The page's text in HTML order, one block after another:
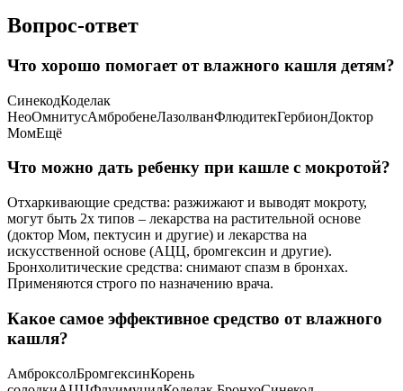
Вопрос-ответ
Что хорошо помогает от влажного кашля детям?
СинекодКоделак
НеоОмнитусАмбробенеЛазолванФлюдитекГербионДоктор
МомЕщё
Что можно дать ребенку при кашле с мокротой?
Отхаркивающие средства: разжижают и выводят мокроту,
могут быть 2х типов – лекарства на растительной основе
(доктор Мом, пектусин и другие) и лекарства на
искусственной основе (АЦЦ, бромгексин и другие).
Бронхолитические средства: снимают спазм в бронхах.
Применяются строго по назначению врача.
Какое самое эффективное средство от влажного
кашля?
АмброксолБромгексинКорень